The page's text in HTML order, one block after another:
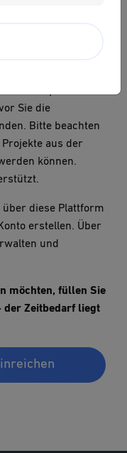
Sie Ihr Projekt
Sie die
Bitte beachten
aus der
können.
über diese Plattform
erstellen. Über
und
möchten, füllen Sie
der Zeitbedarf liegt